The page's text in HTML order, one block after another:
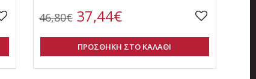
46,80€37,44€
ΠΡΟΣΘΗΚΗ ΣΤΟ ΚΑΛΑΘΙ